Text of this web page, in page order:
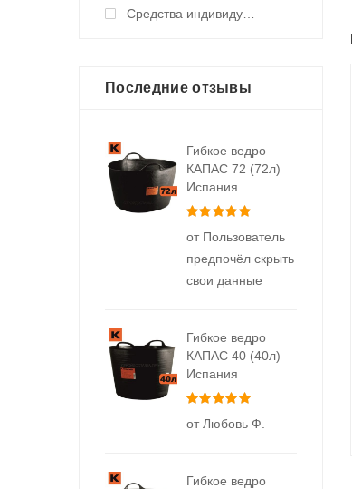
Средства индивидуальной защиты (СИЗ)
Последние отзывы
Гибкое ведро
КАПАС 72 (72л)
Испания
от Пользователь
предпочёл скрыть
свои данные
Гибкое ведро
КАПАС 40 (40л)
Испания
от Любовь Ф.
Гибкое ведро